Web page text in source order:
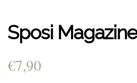
Sposi
€7,90